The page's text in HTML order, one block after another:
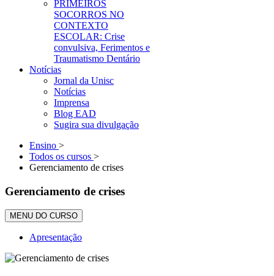
PRIMEIROS
SOCORROS NO
CONTEXTO
ESCOLAR: Crise
convulsiva, Ferimentos e
Traumatismo Dentário
Notícias
Jornal da Unisc
Notícias
Imprensa
Blog EAD
Sugira sua divulgação
Ensino >
Todos os cursos >
Gerenciamento de crises
Gerenciamento de crises
MENU DO CURSO
Apresentação